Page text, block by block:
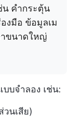
น คำกระตุ้น
งมือ ข้อมูลเม
าขนาดใหญ่
บจำลอง เช่น:
วนเสีย)